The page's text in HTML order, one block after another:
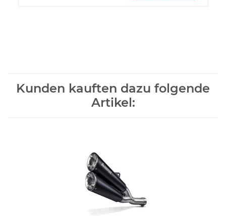
Kunden kauften dazu folgende
Artikel: